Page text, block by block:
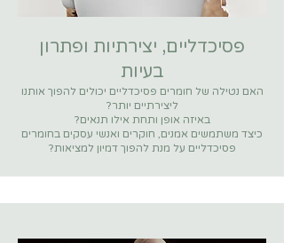
פסיכדליים, יצירתיות ופתרון
בעיות
האם נטילה של חומרים פסיכדליים יכולים להפוך אותנו
ליצירתיים יותר?
באיזה אופן ותחת אילו תנאים?
כיצד משתמשים אמנים, חוקרים ואנשי עסקים בחומרים
פסיכדליים על מנת להפוך דמיון למציאות?